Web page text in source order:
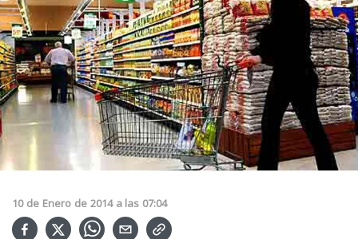
10 de Enero de 2014 a las 07:04